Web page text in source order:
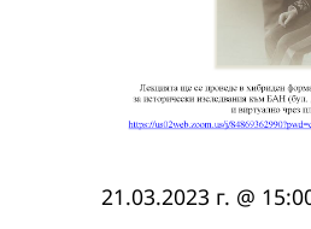
21.03.2023 г. @